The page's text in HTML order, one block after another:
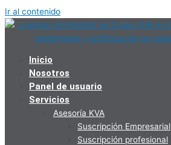
Ir al contenido
Inicio
Nosotros
Panel de usuario
Servicios
Asesoría KVA
Suscripción Empresarial
Suscripción profesional